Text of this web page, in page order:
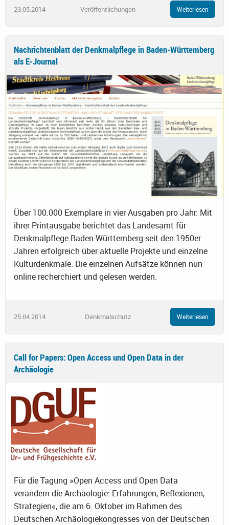
23.05.2014 Veröffentlichungen Weiterlesen
Nachrichtenblatt der Denkmalpflege in Baden-Württemberg
als E-Journal
Über 100.000 Exemplare in vier Ausgaben pro Jahr: Mit
ihrer Printausgabe berichtet das Landesamt für
Denkmalpflege Baden-Württemberg seit den 1950er
Jahren erfolgreich über aktuelle Projekte und einzelne
Kulturdenkmale. Die einzelnen Aufsätze können nun
online recherchiert und gelesen werden.
25.04.2014 Denkmalschutz Weiterlesen
Call for Papers: Open Access und Open Data in der
Archäologie
Für die Tagung »Open Access und Open Data
verändern die Archäologie: Erfahrungen, Reflexionen,
Strategien«, die am 6. Oktober im Rahmen des
Deutschen Archäologiekongresses von der Deutschen